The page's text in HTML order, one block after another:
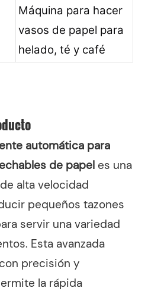
Máquina para hacer
vasos de papel para
helado, té y café
automática para
de papeles una
alta velocidad
pequeños tazones
servir una variedad
Esta avanzada
precisión y
la rápida